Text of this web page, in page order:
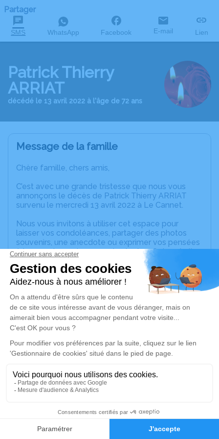
Faire-part Hommages
Partager
SMS WhatsApp Facebook E-mail Lien
Patrick Thierry
ARRIAT
décédé le 13 avril 2022 à l'âge de 72 ans
Message de la famille
Chère famille, chers amis,
C’est avec une grande tristesse que nous vous
annonçons le décès de Patrick Thierry ARRIAT
survenu le mercredi 13 avril 2022 à Le Cannet.
Nous vous invitons à utiliser cet espace pour
laisser vos condoléances, partager des photos
souvenirs, une anecdote ou exprimer vos pensées
à travers des poèmes ou des textes. Cet endroit
est un lieu d'expression dédié à honorer la
mémoire de Patrick Thierry ARRIAT.
Un service de plantation d’arbre hommage est
disponible ici.
Cérémonie civile
Crématorium de Cannes
Chemin de la Plaine de Laval (La Bocca)
Je rends hommage